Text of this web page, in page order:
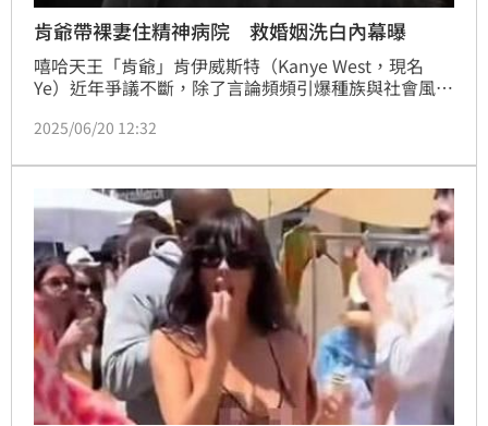
肯爺帶裸妻住精神病院 救婚姻洗白內幕曝
嘻哈天王「肯爺」肯伊威斯特（Kanye West，現名
Ye）近年爭議不斷，除了言論頻頻引爆種族與社會風
《RadarOnline》爆料，肯爺最近悄悄與比安卡一起飛
療養中心。林汝珊
2025/06/20 12:32